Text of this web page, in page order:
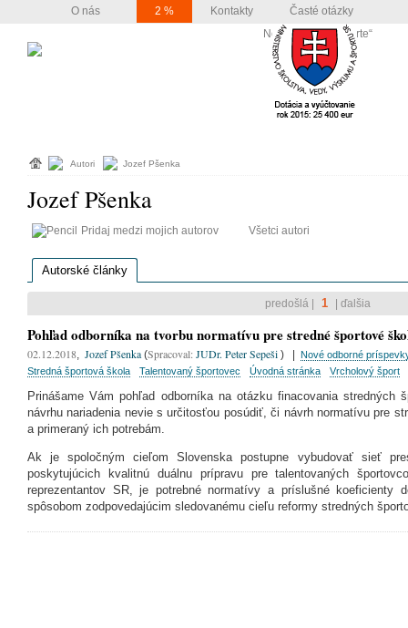
O nás 2 % Kontakty Časté otázky
Nový „Zákon o športe“
Autori Jozef Pšenka
Jozef Pšenka
Pridaj medzi mojich autorov Všetci autori
Autorské články
predošlá | 1 | ďalšia
Pohľad odborníka na tvorbu normatívu pre stredné športové
02.12.2018, Jozef Pšenka(Spracoval:JUDr. Peter Sepeši )
Nové odborné
Stredná športová škola
Talentovaný športovec Úvodná stránka Vrcholový šport
Prinášame Vám pohľad odborníka na otázku finacovania stredných
návrhu nariadenia nevie s určitosťou posúdiť, či návrh normatívu pre
a primeraný ich potrebám.
Ak je spoločným cieľom Slovenska postupne vybudovať sieť
poskytujúcich kvalitnú duálnu prípravu pre talentovaných
reprezentantov SR, je potrebné normatívy a príslušné koeficienty
spôsobom zodpovedajúcim sledovanému cieľu reformy stredných